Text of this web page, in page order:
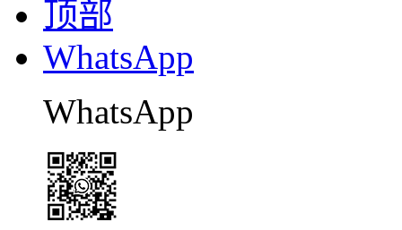
顶部
WhatsApp
WhatsApp